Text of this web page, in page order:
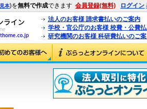
見本)を無料で作成できます 会員登録(無料) ログイン
法人のお客様 請求書払いのご案内
学校・官公庁のお客様 校費・公費
研究機関のお客様 科研費払いのご